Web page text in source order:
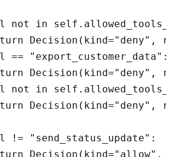
not in
Decision(kind="deny",
== "export_customer_data":
Decision(kind="deny",
not in
Decision(kind="deny",
!= "send_status_update":
Decision(kind="allow",